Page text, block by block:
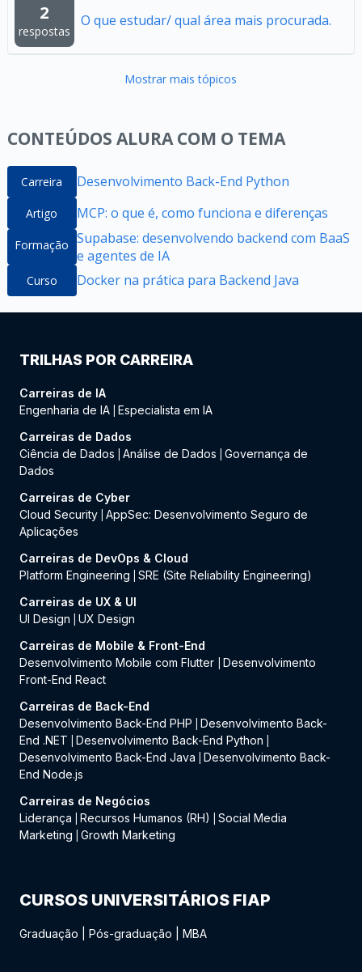
2
respostas
O que estudar/ qual área mais procurada.
Mostrar mais tópicos
CONTEÚDOS ALURA COM O TEMA
Carreira Desenvolvimento Back-End Python
Artigo MCP: o que é, como funciona e diferenças
Formação Supabase: desenvolvendo backend com BaaS
e agentes de IA
Curso Docker na prática para Backend Java
TRILHAS POR CARREIRA
Carreiras de IA
Engenharia de IA Especialista em IA
Carreiras de Dados
Ciência de Dados
Análise de Dados
Governança de
Dados
Carreiras de Cyber
Cloud Security AppSec: Desenvolvimento Seguro de
Aplicações
Carreiras de DevOps & Cloud
Platform Engineering
SRE (Site Reliability Engineering)
Carreiras de UX & UI
UI Design
UX Design
Carreiras de Mobile & Front-End
Desenvolvimento Mobile com Flutter
Desenvolvimento
Front-End React
Carreiras de Back-End
Desenvolvimento Back-End PHP
Desenvolvimento Back-
End .NET
Desenvolvimento Back-End Python
Desenvolvimento Back-End Java
Desenvolvimento Back-
End Node.js
Carreiras de Negócios
Liderança
Recursos Humanos (RH)
Social Media
Marketing
Growth Marketing
CURSOS UNIVERSITÁRIOS FIAP
Graduação Pós-graduação MBA